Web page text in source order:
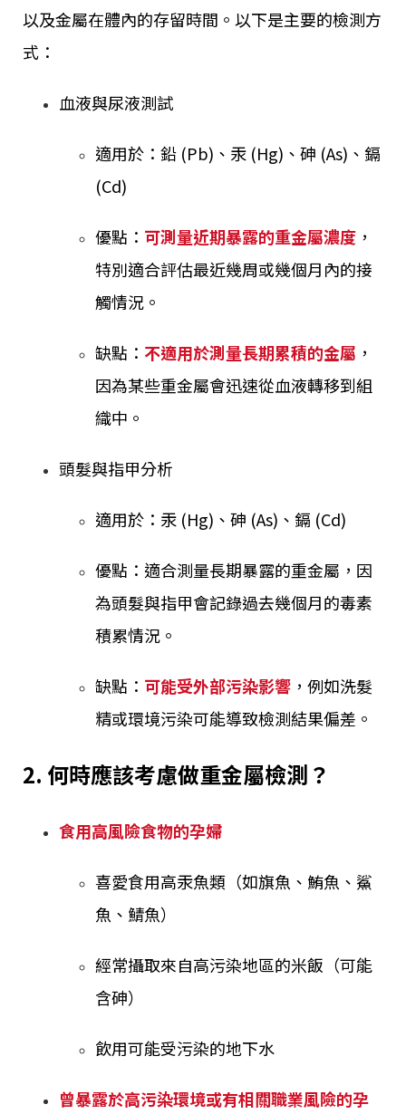
以及金屬在體內的存留時間。以下是主要的檢測方
式：
血液與尿液測試
適用於：鉛 (Pb)、汞 (Hg)、砷 (As)、鎘
(Cd)
優點： 可測量近期暴露的重金屬濃度 ，
特別適合評估最近幾周或幾個月內的接
觸情況。
缺點： 不適用於測量長期累積的金屬 ，
因為某些重金屬會迅速從血液轉移到組
織中。
頭髮與指甲分析
適用於：汞 (Hg)、砷 (As)、鎘 (Cd)
優點：適合測量長期暴露的重金屬，因
為頭髮與指甲會記錄過去幾個月的毒素
積累情況。
缺點： 可能受外部污染影響 ，例如洗髮
精或環境污染可能導致檢測結果偏差。
2. 何時應該考慮做重金屬檢測？
食用高風險食物的孕婦
喜愛食用高汞魚類（如旗魚、鮪魚、鯊
魚、鯖魚）
經常攝取來自高污染地區的米飯（可能
含砷）
飲用可能受污染的地下水
曾暴露於高污染環境或有相關職業風險的孕